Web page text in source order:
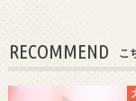
RECOMMEND こ